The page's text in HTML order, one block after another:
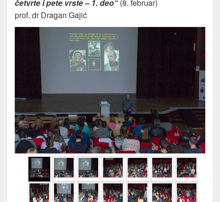
četvrte i pete vrste – 1. deo“(8. februar)
prof. dr Dragan Gajić